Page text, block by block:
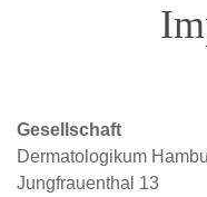
Gesellschaft
Dermatologikum
Jungfrauenthal 13